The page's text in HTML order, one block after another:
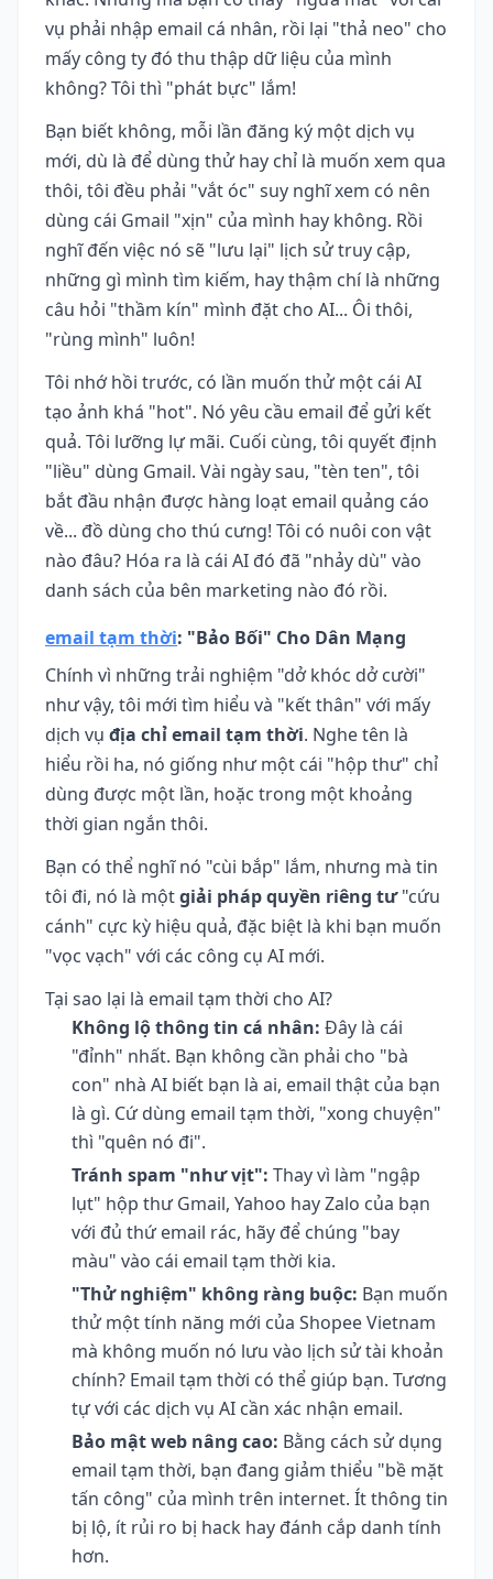
vụ phải nhập email cá nhân, rồi lại "thả neo" cho
mấy công ty đó thu thập dữ liệu của mình
không? Tôi thì "phát bực" lắm!
Bạn biết không, mỗi lần đăng ký một dịch vụ
mới, dù là để dùng thử hay chỉ là muốn xem qua
thôi, tôi đều phải "vắt óc" suy nghĩ xem có nên
dùng cái Gmail "xịn" của mình hay không. Rồi
nghĩ đến việc nó sẽ "lưu lại" lịch sử truy cập,
những gì mình tìm kiếm, hay thậm chí là những
câu hỏi "thầm kín" mình đặt cho AI... Ôi thôi,
"rùng mình" luôn!
Tôi nhớ hồi trước, có lần muốn thử một cái AI
tạo ảnh khá "hot". Nó yêu cầu email để gửi kết
quả. Tôi lưỡng lự mãi. Cuối cùng, tôi quyết định
"liều" dùng Gmail. Vài ngày sau, "tèn ten", tôi
bắt đầu nhận được hàng loạt email quảng cáo
về... đồ dùng cho thú cưng! Tôi có nuôi con vật
nào đâu? Hóa ra là cái AI đó đã "nhảy dù" vào
danh sách của bên marketing nào đó rồi.
email tạm thời: "Bảo Bối" Cho Dân Mạng
Chính vì những trải nghiệm "dở khóc dở cười"
như vậy, tôi mới tìm hiểu và "kết thân" với mấy
dịch vụ địa chỉ email tạm thời. Nghe tên là
hiểu rồi ha, nó giống như một cái "hộp thư" chỉ
dùng được một lần, hoặc trong một khoảng
thời gian ngắn thôi.
Bạn có thể nghĩ nó "cùi bắp" lắm, nhưng mà tin
tôi đi, nó là mộtgiải pháp quyền riêng tư"cứu
cánh" cực kỳ hiệu quả, đặc biệt là khi bạn muốn
"vọc vạch" với các công cụ AI mới.
Tại sao lại là email tạm thời cho AI?
Không lộ thông tin cá nhân: Đây là cái
"đỉnh" nhất. Bạn không cần phải cho "bà
con" nhà AI biết bạn là ai, email thật của bạn
là gì. Cứ dùng email tạm thời, "xong chuyện"
thì "quên nó đi".
Tránh spam "như vịt": Thay vì làm "ngập
lụt" hộp thư Gmail, Yahoo hay Zalo của bạn
với đủ thứ email rác, hãy để chúng "bay
màu" vào cái email tạm thời kia.
"Thử nghiệm" không ràng buộc: Bạn muốn
thử một tính năng mới của Shopee Vietnam
mà không muốn nó lưu vào lịch sử tài khoản
chính? Email tạm thời có thể giúp bạn. Tương
tự với các dịch vụ AI cần xác nhận email.
Bảo mật web nâng cao: Bằng cách sử dụng
email tạm thời, bạn đang giảm thiểu "bề mặt
tấn công" của mình trên internet. Ít thông tin
bị lộ, ít rủi ro bị hack hay đánh cắp danh tính
hơn.